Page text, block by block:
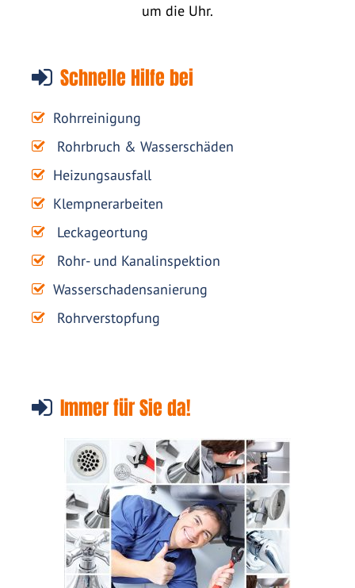
um die Uhr.
Schnelle Hilfe bei
Rohrreinigung
Rohrbruch & Wasserschäden
Heizungsausfall
Klempnerarbeiten
Leckageortung
Rohr- und Kanalinspektion
Wasserschadensanierung
Rohrverstopfung
Immer für Sie da!